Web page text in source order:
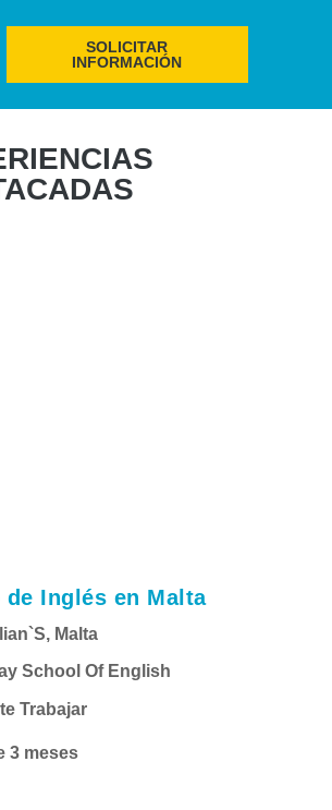
SOLICITAR
INFORMACIÓN
de Inglés en Malta
Malta
School Of English
Trabajar
3 meses